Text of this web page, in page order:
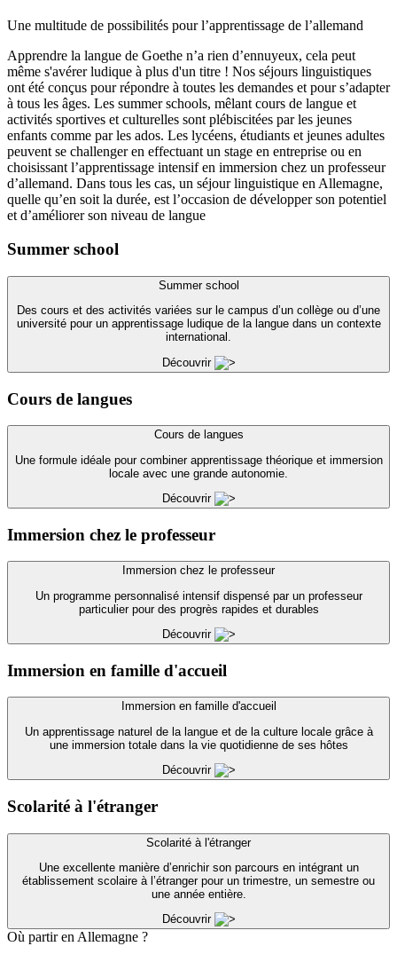
Une multitude de possibilités pour l’apprentissage de l’allemand
Apprendre la langue de Goethe n’a rien d’ennuyeux, cela peut
même s'avérer ludique à plus d'un titre ! Nos séjours linguistiques
ont été conçus pour répondre à toutes les demandes et pour s’adapter
à tous les âges. Les summer schools, mêlant cours de langue et
activités sportives et culturelles sont plébiscitées par les jeunes
enfants comme par les ados. Les lycéens, étudiants et jeunes adultes
peuvent se challenger en effectuant un stage en entreprise ou en
choisissant l’apprentissage intensif en immersion chez un professeur
d’allemand. Dans tous les cas, un séjour linguistique en Allemagne,
quelle qu’en soit la durée, est l’occasion de développer son potentiel
et d’améliorer son niveau de langue
Summer school
Summer school
Des cours et des activités variées sur le campus d’un collège ou d’une
université pour un apprentissage ludique de la langue dans un contexte
international.
Découvrir
Cours de langues
Cours de langues
Une formule idéale pour combiner apprentissage théorique et immersion
locale avec une grande autonomie.
Découvrir
Immersion chez le professeur
Immersion chez le professeur
Un programme personnalisé intensif dispensé par un professeur
particulier pour des progrès rapides et durables
Découvrir
Immersion en famille d'accueil
Immersion en famille d'accueil
Un apprentissage naturel de la langue et de la culture locale grâce à
une immersion totale dans la vie quotidienne de ses hôtes
Découvrir
Scolarité à l'étranger
Scolarité à l'étranger
Une excellente manière d’enrichir son parcours en intégrant un
établissement scolaire à l’étranger pour un trimestre, un semestre ou
une année entière.
Découvrir
Où partir en Allemagne ?